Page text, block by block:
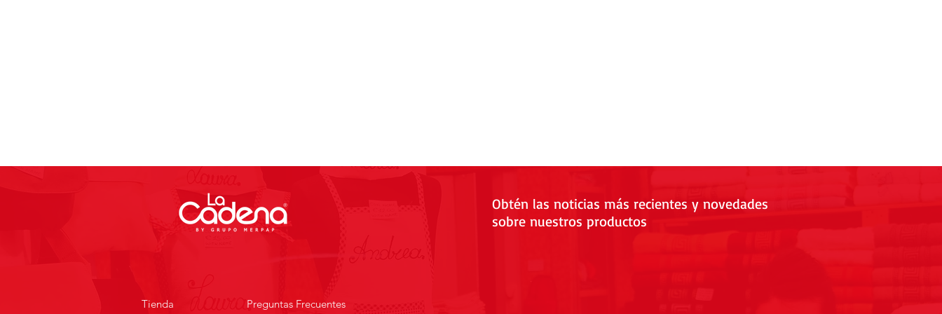
Tienda Preguntas Frecuentes
Obtén las noticias más recientes y novedades
sobre nuestros productos